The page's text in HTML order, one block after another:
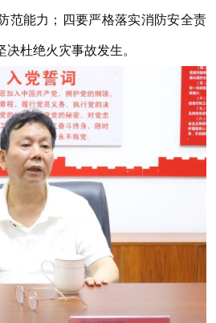
范能力；四要严格落实消防安全责
杜绝火灾事故发生。